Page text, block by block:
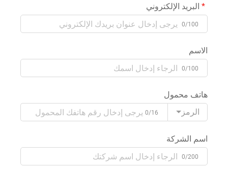
البريد الإلكتروني
0/100
الاسم
0/100
هاتف محمول
الرمز
0/16
اسم الشركة
0/200